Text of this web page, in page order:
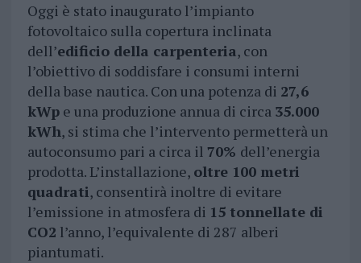
Oggi è stato inaugurato l’impianto
fotovoltaico sulla copertura inclinata
dell’edificio della carpenteria, con
l’obiettivo di soddisfare i consumi interni
della base nautica. Con una potenza di 27,6
kWpe una produzione annua di circa 35.000
kWh, si stima che l’intervento permetterà un
autoconsumo pari a circa il 70% dell’energia
prodotta. L’installazione, oltre 100 metri
quadrati, consentirà inoltre di evitare
l’emissione in atmosfera di 15 tonnellate di
CO2 l’anno, l’equivalente di 287 alberi
piantumati.